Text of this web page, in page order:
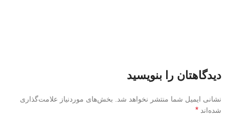
دیدگاهتان را بنویسید
نشانی ایمیل شما منتشر نخواهد شد.
بخش‌های موردنیاز علامت‌گذاری
شده‌اند *